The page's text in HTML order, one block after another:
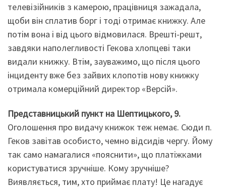
телевізійників з камерою, працівниця зажадала,
щоби він сплатив борг і тоді отримає книжку. Але
потім вона і від цього відмовилася. Врешті-решт,
завдяки наполегливості Гекова хлопцеві таки
видали книжку. Втім, зауважимо, що після цього
інциденту вже без зайвих клопотів нову книжку
отримала комерційний директор «Версій».
Представницький пункт на Шептицького, 9.
Оголошення про видачу книжок теж немає. Сюди п.
Геков завітав особисто, чемно відсидів чергу. Йому
так само намагалися «пояснити», що платіжками
користуватися зручніше. Кому зручніше?
Виявляється, тим, хто приймає плату! Це нагадує